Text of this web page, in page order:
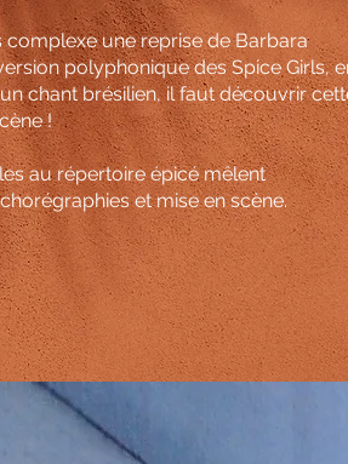
complexe une reprise de Barbara
polyphonique des Spice Girls,
chant brésilien, il faut découvrir
!
au répertoire épicé mêlent
et mise en scène.